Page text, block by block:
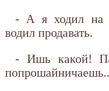
- А я ходил на
водил продавать.
- Ишь какой!